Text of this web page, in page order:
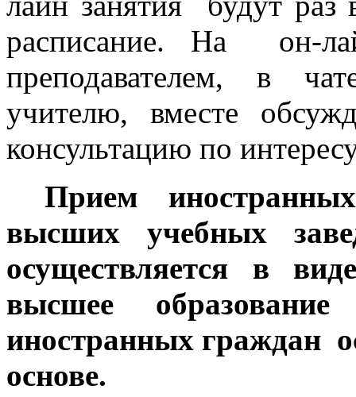
расписание. На он-
преподавателем, в
учителю, вместе
консультацию по
Прием
высших учебных
осуществляется в
высшее
иностранных граждан
основе.